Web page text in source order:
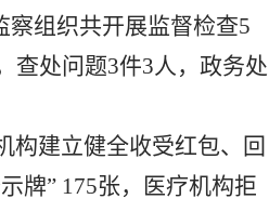
察组织共开展监督检查5
查处问题3件3人，政务处
构建立健全收受红包、回
牌” 175张，医疗机构拒